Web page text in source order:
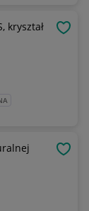
kryształ